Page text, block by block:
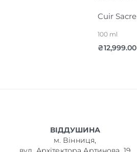
Cuir Sacre
100 ml
₴12,999.00
ВІДДУШИНА
м. Вінниця,